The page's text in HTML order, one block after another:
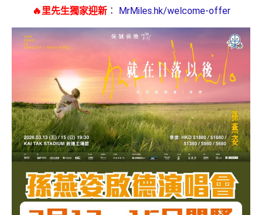
🔥里先生獨家迎新： MrMiles.hk/welcome-offer